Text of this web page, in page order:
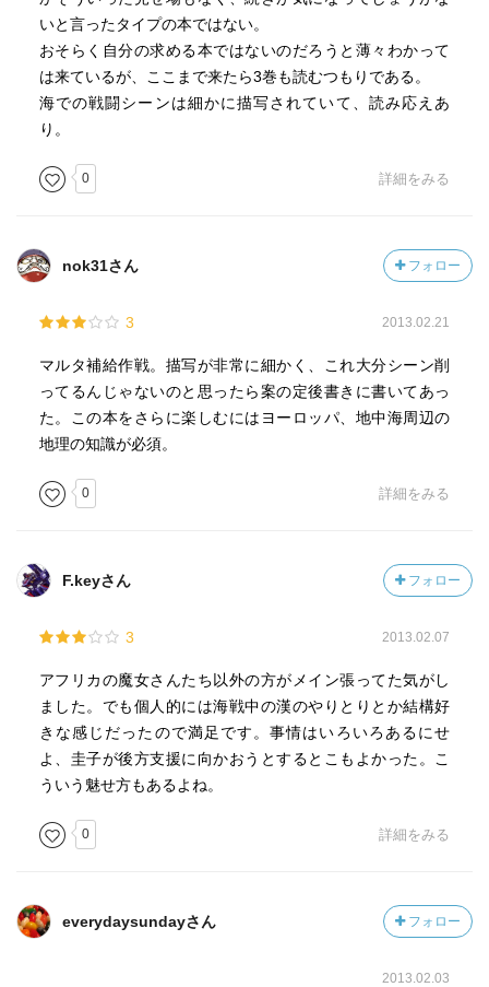
いと言ったタイプの本ではない。
おそらく自分の求める本ではないのだろうと薄々わかって
は来ているが、ここまで来たら3巻も読むつもりである。
海での戦闘シーンは細かに描写されていて、読み応えあ
り。
0 詳細をみる
nok31さん フォロー
3 2013.02.21
マルタ補給作戦。描写が非常に細かく、これ大分シーン削
ってるんじゃないのと思ったら案の定後書きに書いてあっ
た。この本をさらに楽しむにはヨーロッパ、地中海周辺の
地理の知識が必須。
0 詳細をみる
F.keyさん フォロー
3 2013.02.07
アフリカの魔女さんたち以外の方がメイン張ってた気がし
ました。でも個人的には海戦中の漢のやりとりとか結構好
きな感じだったので満足です。事情はいろいろあるにせ
よ、圭子が後方支援に向かおうとするとこもよかった。こ
ういう魅せ方もあるよね。
0 詳細をみる
everydaysundayさん フォロー
2013.02.03